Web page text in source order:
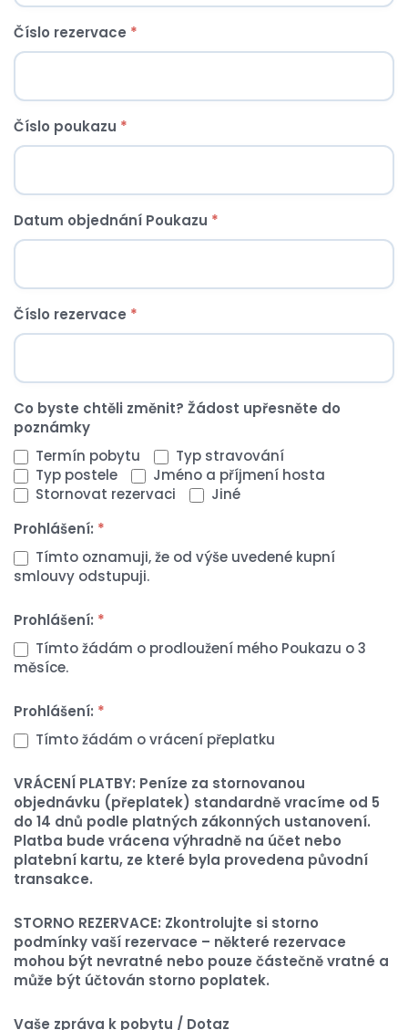
Číslo rezervace *
Číslo poukazu *
Datum objednání Poukazu *
Číslo rezervace *
Co byste chtěli změnit? Žádost upřesněte do
poznámky
Termín pobytu
Typ stravování
Typ postele
Jméno a příjmení hosta
Stornovat rezervaci
Jiné
Prohlášení: *
Tímto oznamuji, že od výše uvedené kupní
smlouvy odstupuji.
Prohlášení: *
Tímto žádám o prodloužení mého Poukazu o 3
měsíce.
Prohlášení: *
Tímto žádám o vrácení přeplatku
VRÁCENÍ PLATBY: Peníze za stornovanou
objednávku (přeplatek) standardně vracíme od 5
do 14 dnů podle platných zákonných ustanovení.
Platba bude vrácena výhradně na účet nebo
platební kartu, ze které byla provedena původní
transakce.
STORNO REZERVACE: Zkontrolujte si storno
podmínky vaší rezervace – některé rezervace
mohou být nevratné nebo pouze částečně vratné a
může být účtován storno poplatek.
Vaše zpráva k pobytu / Dotaz